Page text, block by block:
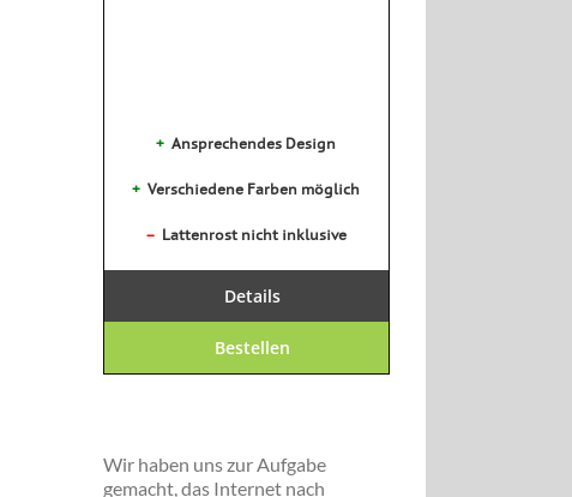
+ Ansprechendes Design
+ Verschiedene Farben möglich
– Lattenrost nicht inklusive
Details
Bestellen
Wir haben uns zur Aufgabe
gemacht, das Internet nach